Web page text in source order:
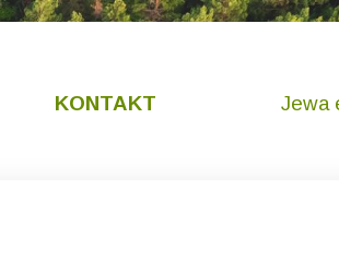
KONTAKT Jewa